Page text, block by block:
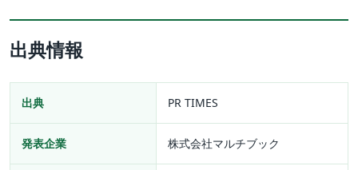
出典情報
出典 PR TIMES
発表企業 株式会社マルチブック